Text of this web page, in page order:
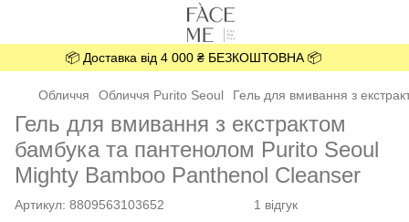
📦 Доставка від 4 000 ₴ БЕЗКОШТОВНА 📦
Обличчя Обличчя Purito Seoul Гель для вмивання з
Гель для вмивання з екстрактом
бамбука та пантенолом Purito Seoul
Mighty Bamboo Panthenol Cleanser
Артикул: 8809563103652 1 відгук